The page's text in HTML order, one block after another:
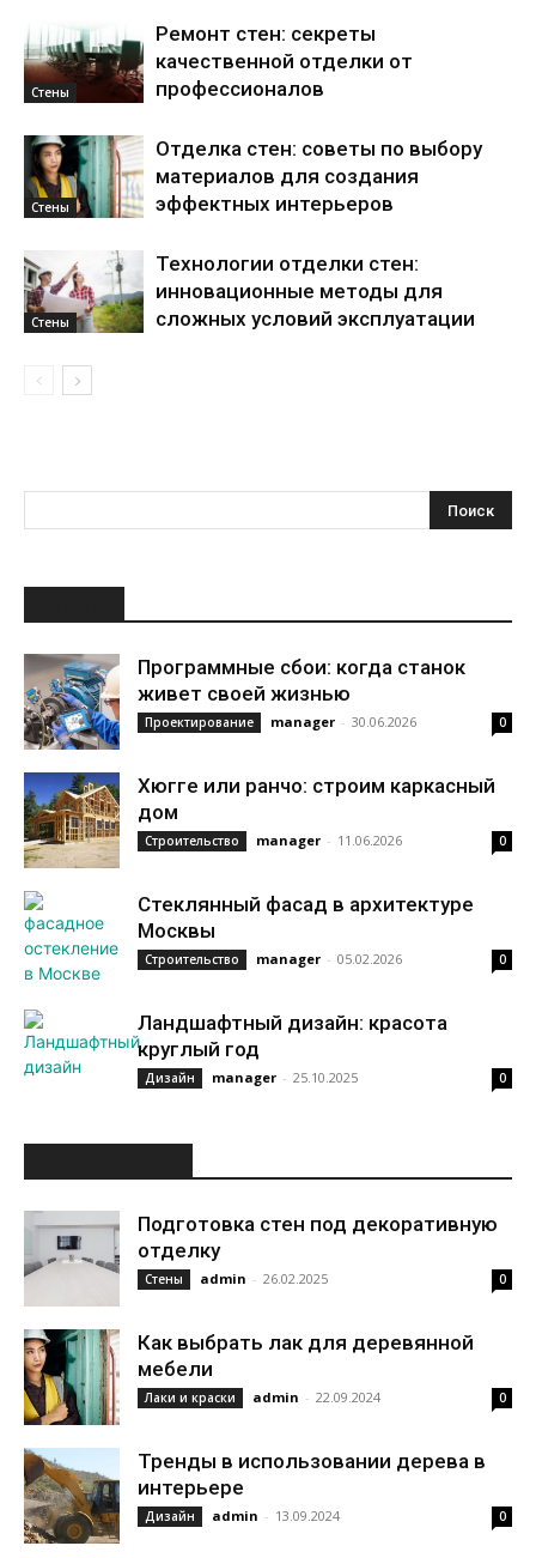
Стены
Ремонт стен: секреты
качественной отделки от
профессионалов
Стены
Отделка стен: советы по выбору
материалов для создания
эффектных интерьеров
Стены
Технологии отделки стен:
инновационные методы для
сложных условий эксплуатации
Программные сбои: когда станок
живет своей жизнью
Проектирование manager - 30.06.2026 0
Хюгге или ранчо: строим каркасный
дом
Строительство manager - 11.06.2026 0
Стеклянный фасад в архитектуре
Москвы
Строительство manager - 05.02.2026 0
Ландшафтный дизайн: красота
круглый год
Дизайн manager - 25.10.2025 0
Подготовка стен под декоративную
отделку
Стены admin - 26.02.2025 0
Как выбрать лак для деревянной
мебели
Лаки и краски admin - 22.09.2024 0
Тренды в использовании дерева в
интерьере
Дизайн admin - 13.09.2024 0